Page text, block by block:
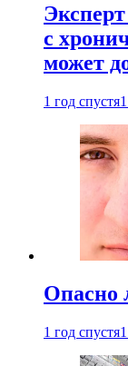
с
может
1 год спустя
Опасно
1 год спустя